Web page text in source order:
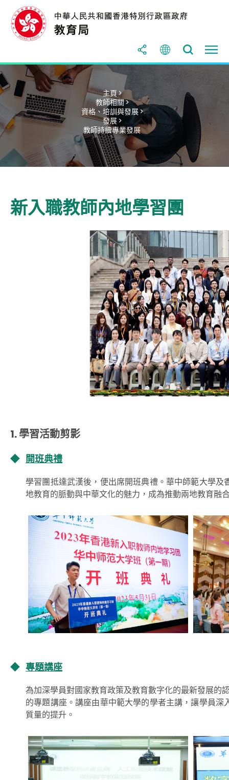
主頁 >
教師相關 >
資格、培訓與發展 >
發展 >
教師持續專業發展
新入職教師內地學習團
1. 學習活動剪影
◆ 開班典禮
學習團抵達武漢後，便出席開班典禮。華中師範大學
地教育的脈動與中華文化的魅力，成為推動兩地教育融
◆ 專題講座
為加深學員對國家教育政策及教育數字化的最新發展的
的專題講座。講座由華中範大學的學者主講，讓學員
質量的提升。